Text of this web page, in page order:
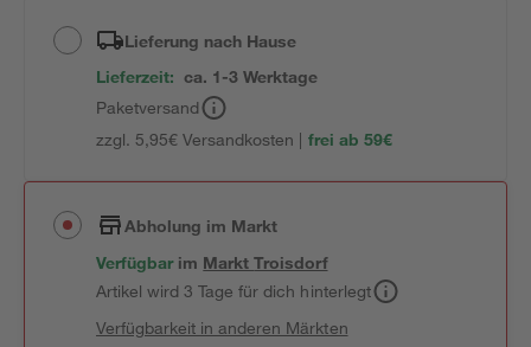
Lieferung nach Hause
Lieferzeit: ca. 1-3 Werktage
Paketversand
zzgl. 5,95€ Versandkosten | frei ab 59€
Abholung im Markt
Verfügbar im MarktTroisdorf
Artikel wird 3 Tage für dich hinterlegt
Verfügbarkeit in anderen Märkten